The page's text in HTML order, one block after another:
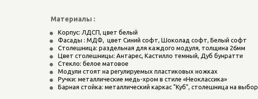
Материалы :
Корпус: ЛДСП, цвет белый
Фасады : МДФ,  цвет Синий софт, Шоколад софт, Белый софт
Столешница: раздельная для каждого модуля, толщина 26мм
Цвет столешницы: Антарес, Кастилло темный, Дуб бунратти
Стекло: белое матовое
Модули стоят на регулируемых пластиковых ножках
Ручки: металлические медь-хром в стиле «Неоклассика»
Барная стойка: металлический каркас "Куб", столешница на выбор